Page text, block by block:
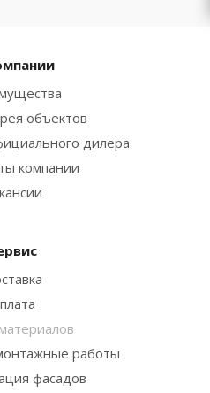
объектов
дилера
компании
работы
фасадов